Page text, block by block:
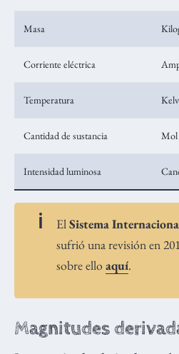
Masa
Corriente eléctrica
Temperatura
Cantidad de sustancia Mol
Intensidad luminosa
ElSistema
sufrió una revisión en
sobre ello aquí.
Magnitudes